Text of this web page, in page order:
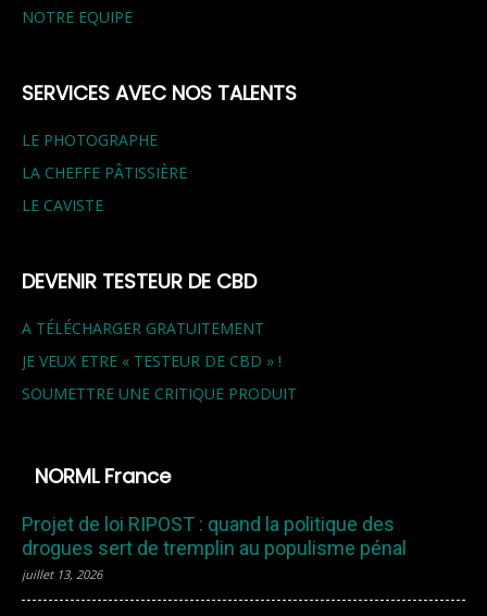
NOTRE EQUIPE
SERVICES AVEC NOS TALENTS
LE PHOTOGRAPHE
LA CHEFFE PÂTISSIÈRE
LE CAVISTE
DEVENIR TESTEUR DE CBD
A TÉLÉCHARGER GRATUITEMENT
JE VEUX ETRE « TESTEUR DE CBD » !
SOUMETTRE UNE CRITIQUE PRODUIT
NORML France
Projet de loi RIPOST : quand la politique des
drogues sert de tremplin au populisme pénal
juillet 13, 2026